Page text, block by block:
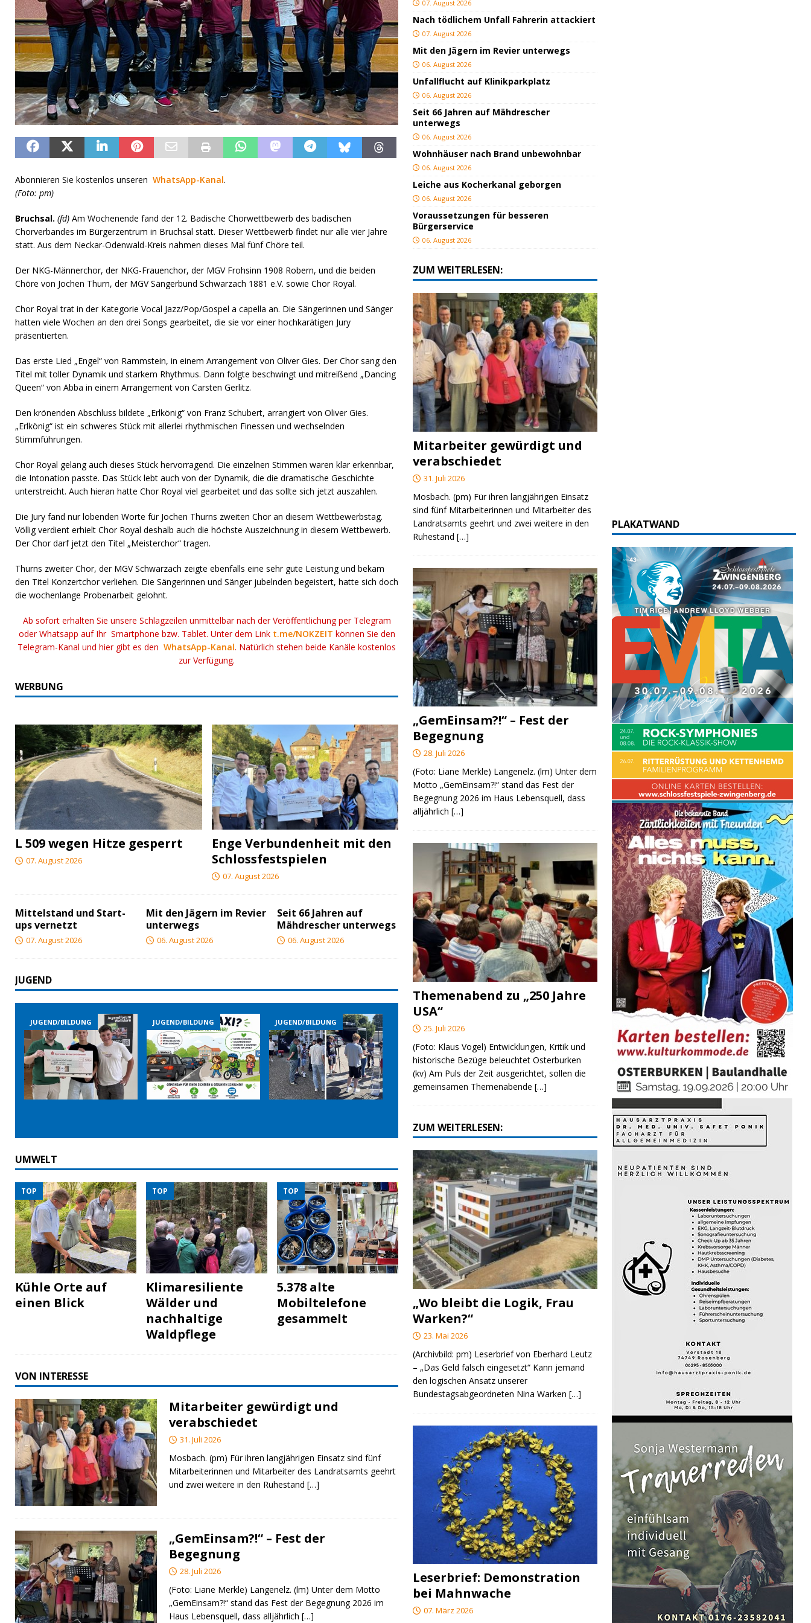
Abonnieren Sie kostenlos unseren WhatsApp-Kanal.
(Foto: pm)
Bruchsal. (fd) Am Wochenende fand der 12. Badische Chorwettbewerb des badischen
Chorverbandes im Bürgerzentrum in Bruchsal statt. Dieser Wettbewerb findet nur alle vier Jahre
statt. Aus dem Neckar-Odenwald-Kreis nahmen dieses Mal fünf Chöre teil.
Der NKG-Männerchor, der NKG-Frauenchor, der MGV Frohsinn 1908 Robern, und die beiden
Chöre von Jochen Thurn, der MGV Sängerbund Schwarzach 1881 e.V. sowie Chor Royal.
Chor Royal trat in der Kategorie Vocal Jazz/Pop/Gospel a capella an. Die Sängerinnen und Sänger
hatten viele Wochen an den drei Songs gearbeitet, die sie vor einer hochkarätigen Jury
präsentierten.
Das erste Lied „Engel“ von Rammstein, in einem Arrangement von Oliver Gies. Der Chor sang den
Titel mit toller Dynamik und starkem Rhythmus. Dann folgte beschwingt und mitreißend „Dancing
Queen“ von Abba in einem Arrangement von Carsten Gerlitz.
Den krönenden Abschluss bildete „Erlkönig“ von Franz Schubert, arrangiert von Oliver Gies.
„Erlkönig“ ist ein schweres Stück mit allerlei rhythmischen Finessen und wechselnden
Stimmführungen.
Chor Royal gelang auch dieses Stück hervorragend. Die einzelnen Stimmen waren klar erkennbar,
die Intonation passte. Das Stück lebt auch von der Dynamik, die die dramatische Geschichte
unterstreicht. Auch hieran hatte Chor Royal viel gearbeitet und das sollte sich jetzt auszahlen.
Die Jury fand nur lobenden Worte für Jochen Thurns zweiten Chor an diesem Wettbewerbstag.
Völlig verdient erhielt Chor Royal deshalb auch die höchste Auszeichnung in diesem Wettbewerb.
Der Chor darf jetzt den Titel „Meisterchor“ tragen.
Thurns zweiter Chor, der MGV Schwarzach zeigte ebenfalls eine sehr gute Leistung und bekam
den Titel Konzertchor verliehen. Die Sängerinnen und Sänger jubelnden begeistert, hatte sich doch
die wochenlange Probenarbeit gelohnt.
Ab sofort erhalten Sie unsere Schlagzeilen unmittelbar nach der Veröffentlichung per Telegram
oder Whatsapp auf Ihr Smartphone bzw. Tablet. Unter dem Link t.me/NOKZEIT können Sie den
Telegram-Kanal und hier gibt es denWhatsApp-Kanal. Natürlich stehen beide Kanäle kostenlos
zur Verfügung.
WERBUNG
L 509 wegen Hitze gesperrt
07. August 2026
Enge Verbundenheit mit den
Schlossfestspielen
07. August 2026
Mittelstand und Start-
ups vernetzt
07. August 2026
Mit den Jägern im Revier
unterwegs
06. August 2026
Seit 66 Jahren auf
Mähdrescher unterwegs
06. August 2026
JUGEND
JUGEND/BILDUNG JUGEND/BILDUNG JUGEND/BILDUNG JUGEND/BILDUNG
UMWELT
TOP
Kühle Orte auf
einen Blick
TOP
Klimaresiliente
Wälder und
nachhaltige
Waldpflege
TOP
5.378 alte
Mobiltelefone
gesammelt
VON INTERESSE
Mitarbeiter gewürdigt und
verabschiedet
31. Juli 2026
Mosbach. (pm) Für ihren langjährigen Einsatz sind fünf
Mitarbeiterinnen und Mitarbeiter des Landratsamts geehrt
und zwei weitere in den Ruhestand […]
„GemEinsam?!“ – Fest der
Begegnung
28. Juli 2026
(Foto: Liane Merkle) Langenelz. (lm) Unter dem Motto
„GemEinsam?!“ stand das Fest der Begegnung 2026 im
Haus Lebensquell, dass alljährlich […]
07. August 2026
Nach tödlichem Unfall Fahrerin attackiert
07. August 2026
Mit den Jägern im Revier unterwegs
06. August 2026
Unfallflucht auf Klinikparkplatz
06. August 2026
Seit 66 Jahren auf Mähdrescher
unterwegs
06. August 2026
Wohnhäuser nach Brand unbewohnbar
06. August 2026
Leiche aus Kocherkanal geborgen
06. August 2026
Voraussetzungen für besseren
Bürgerservice
06. August 2026
ZUM WEITERLESEN:
Mitarbeiter gewürdigt und
verabschiedet
31. Juli 2026
Mosbach. (pm) Für ihren langjährigen Einsatz
sind fünf Mitarbeiterinnen und Mitarbeiter des
Landratsamts geehrt und zwei weitere in den
Ruhestand[…]
„GemEinsam?!“ – Fest der
Begegnung
28. Juli 2026
(Foto: Liane Merkle) Langenelz. (lm) Unter dem
Motto „GemEinsam?!“ stand das Fest der
Begegnung 2026 im Haus Lebensquell, dass
alljährlich[…]
Themenabend zu „250 Jahre
USA“
25. Juli 2026
(Foto: Klaus Vogel) Entwicklungen, Kritik und
historische Bezüge beleuchtet Osterburken
(kv) Am Puls der Zeit ausgerichtet, sollen die
gemeinsamen Themenabende[…]
ZUM WEITERLESEN:
„Wo bleibt die Logik, Frau
Warken?“
23. Mai 2026
(Archivbild: pm) Leserbrief von Eberhard Leutz
– „Das Geld falsch eingesetzt“ Kann jemand
den logischen Ansatz unserer
Bundestagsabgeordneten Nina Warken[…]
Leserbrief: Demonstration
bei Mahnwache
07. März 2026
PLAKATWAND